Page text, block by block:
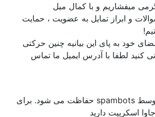
ميفشاريم و با کمال ميل
و ابراز تمايل به عضويت ، حمايت
خود به پای اين بيانيه چنين حرکتی
کنيد لطفا با آدرس ايميل ما تماس
این آدرس ایمیل توسط spambots حفاظت می شود. برای
اسکریپت دارید